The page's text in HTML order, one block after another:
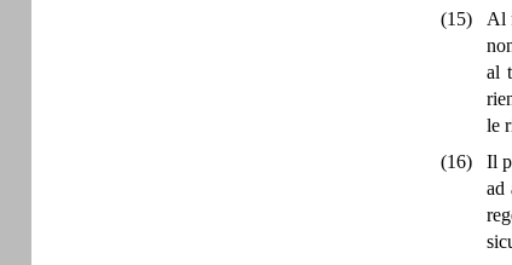
(15)
Al
al
le
(16)
Il
ad